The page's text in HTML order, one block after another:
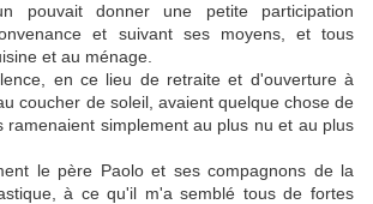
pouvait donner une petite participation
et suivant ses moyens, et tous
et au ménage.
en ce lieu de retraite et d'ouverture à
coucher de soleil, avaient quelque chose de
ramenaient simplement au plus nu et au plus
le père Paolo et ses compagnons de la
à ce qu'il m'a semblé tous de fortes